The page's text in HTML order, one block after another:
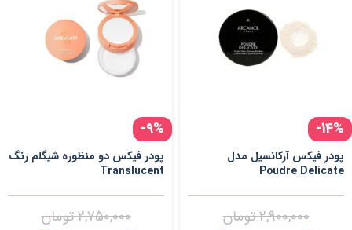
-14%
پودر فیکس آرکانسیل مدل
Poudre Delicate
2,900,000تومان
-9%
پودر فیکس دو منظوره شیگلم رنگ
Translucent
2,750,000تومان